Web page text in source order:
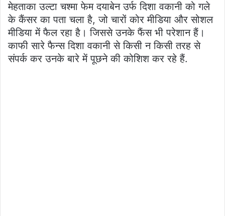
मेहताका उल्टा चश्मा फेम दयाबेन उर्फ ​​दिशा वकानी को गले
के कैंसर का पता चला है, जो चारों कोर मीडिया और सोशल
मीडिया में फैल रहा है। जिससे उनके फैंस भी परेशान हैं।
काफी सारे फैन्स दिशा वकानी से किसी न किसी तरह से
संपर्क कर उनके बारे में पूछने की कोशिश कर रहे हैं.